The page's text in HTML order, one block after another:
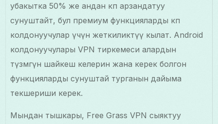
убакытка 50% же андан көп арзандатуу
сунуштайт, бул премиум функцияларды көп
колдонуучулар үчүн жеткиликтүү кылат. Android
колдонуучулары VPN тиркемеси алардын
түзмөгүнө шайкеш келерин жана керек болгон
функцияларды сунуштай турганын дайыма
текшериши керек.
Мындан тышкары, Free Grass VPN сыяктуу